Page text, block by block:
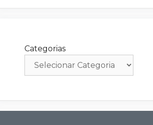
Categorias